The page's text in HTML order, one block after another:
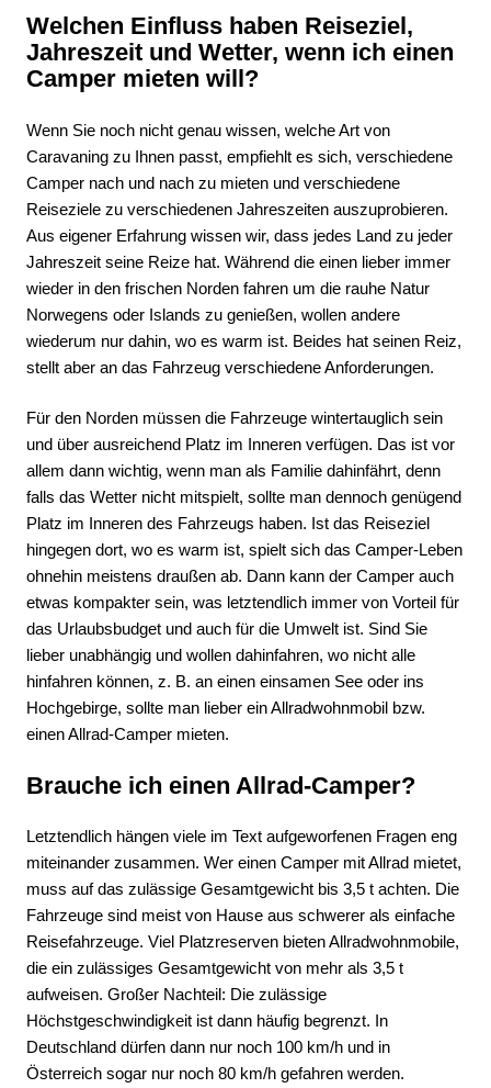
Welchen Einfluss haben Reiseziel,
Jahreszeit und Wetter, wenn ich einen
Camper mieten will?
Wenn Sie noch nicht genau wissen, welche Art von
Caravaning zu Ihnen passt, empfiehlt es sich, verschiedene
Camper nach und nach zu mieten und verschiedene
Reiseziele zu verschiedenen Jahreszeiten auszuprobieren.
Aus eigener Erfahrung wissen wir, dass jedes Land zu jeder
Jahreszeit seine Reize hat. Während die einen lieber immer
wieder in den frischen Norden fahren um die rauhe Natur
Norwegens oder Islands zu genießen, wollen andere
wiederum nur dahin, wo es warm ist. Beides hat seinen Reiz,
stellt aber an das Fahrzeug verschiedene Anforderungen.
Für den Norden müssen die Fahrzeuge wintertauglich sein
und über ausreichend Platz im Inneren verfügen. Das ist vor
allem dann wichtig, wenn man als Familie dahinfährt, denn
falls das Wetter nicht mitspielt, sollte man dennoch genügend
Platz im Inneren des Fahrzeugs haben. Ist das Reiseziel
hingegen dort, wo es warm ist, spielt sich das Camper-Leben
ohnehin meistens draußen ab. Dann kann der Camper auch
etwas kompakter sein, was letztendlich immer von Vorteil für
das Urlaubsbudget und auch für die Umwelt ist. Sind Sie
lieber unabhängig und wollen dahinfahren, wo nicht alle
hinfahren können, z. B. an einen einsamen See oder ins
Hochgebirge, sollte man lieber ein Allradwohnmobil bzw.
einen Allrad-Camper mieten.
Brauche ich einen Allrad-Camper?
Letztendlich hängen viele im Text aufgeworfenen Fragen eng
miteinander zusammen. Wer einen Camper mit Allrad mietet,
muss auf das zulässige Gesamtgewicht bis 3,5 t achten. Die
Fahrzeuge sind meist von Hause aus schwerer als einfache
Reisefahrzeuge. Viel Platzreserven bieten Allradwohnmobile,
die ein zulässiges Gesamtgewicht von mehr als 3,5 t
aufweisen. Großer Nachteil: Die zulässige
Höchstgeschwindigkeit ist dann häufig begrenzt. In
Deutschland dürfen dann nur noch 100 km/h und in
Österreich sogar nur noch 80 km/h gefahren werden.